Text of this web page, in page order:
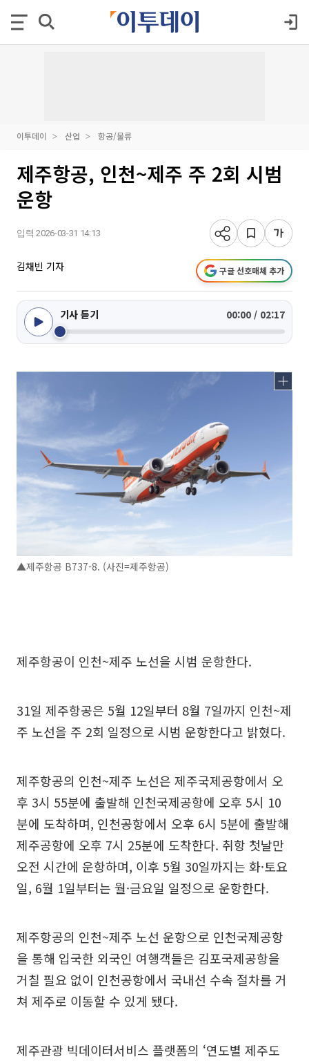
이투데이 산업 항공/물류
제주항공, 인천~제주 주 2회 시범
운항
입력 2026-03-31 14:13
김채빈 기자 구글 선호매체 추가
기사 듣기 00:00 / 02:17
▲제주항공 B737-8. (사진=제주항공)
제주항공이 인천~제주 노선을 시범 운항한다.
31일 제주항공은 5월 12일부터 8월 7일까지 인천~제
주 노선을 주 2회 일정으로 시범 운항한다고 밝혔다.
제주항공의 인천~제주 노선은 제주국제공항에서 오
후 3시 55분에 출발해 인천국제공항에 오후 5시 10
분에 도착하며, 인천공항에서 오후 6시 5분에 출발해
제주공항에 오후 7시 25분에 도착한다. 취항 첫날만
오전 시간에 운항하며, 이후 5월 30일까지는 화·토요
일, 6월 1일부터는 월·금요일 일정으로 운항한다.
제주항공의 인천~제주 노선 운항으로 인천국제공항
을 통해 입국한 외국인 여행객들은 김포국제공항을
거칠 필요 없이 인천공항에서 국내선 수속 절차를 거
쳐 제주로 이동할 수 있게 됐다.
제주관광 빅데이터서비스 플랫폼의 ‘연도별 제주도